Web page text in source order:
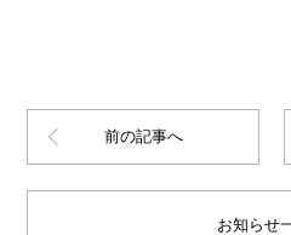
前の記事へ
お知らせ